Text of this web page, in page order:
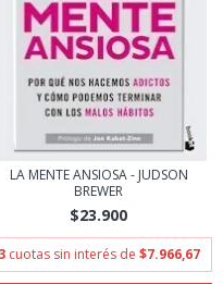
LA MENTE ANSIOSA - JUDSON
BREWER
$23.900
3 cuotas sin interés de $7.966,67